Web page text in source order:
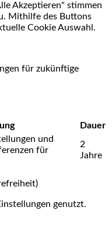
Akzeptieren" stimmen
Mithilfe des Buttons
Cookie Auswahl.
für zukünftige
Dauer
und
für
2
Jahre
genutzt.